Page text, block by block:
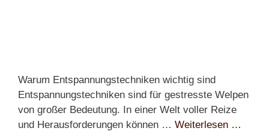
Warum Entspannungstechniken wichtig sind
Entspannungstechniken sind für gestresste Welpen
von großer Bedeutung. In einer Welt voller Reize
und Herausforderungen können … Weiterlesen …